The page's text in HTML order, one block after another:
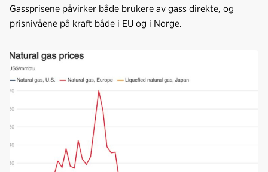
Gassprisene påvirker både brukere av gass direkte, og
prisnivåene på kraft både i EU og i Norge.